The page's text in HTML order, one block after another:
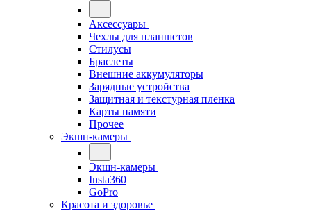
Аксессуары
Чехлы для планшетов
Стилусы
Браслеты
Внешние аккумуляторы
Зарядные устройства
Защитная и текстурная пленка
Карты памяти
Прочее
Экшн-камеры
Экшн-камеры
Insta360
GoPro
Красота и здоровье